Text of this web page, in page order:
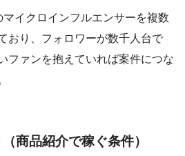
イクロインフルエンサーを複数
おり、フォロワーが数千人台で
ファンを抱えていれば案件につな
商品紹介で稼ぐ条件）